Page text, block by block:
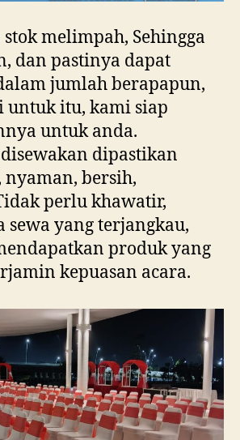
melimpah, Sehingga
dan pastinya dapat
jumlah berapapun,
untuk itu, kami siap
untuk anda.
dipastikan
nyaman, bersih,
perlu khawatir,
sewa yang terjangkau,
produk yang
kepuasan acara.